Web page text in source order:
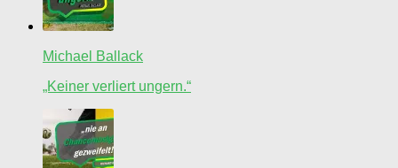
Michael Ballack
„Keiner verliert ungern.“